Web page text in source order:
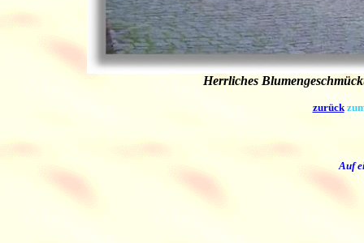
Herrliches
zurück
Auf